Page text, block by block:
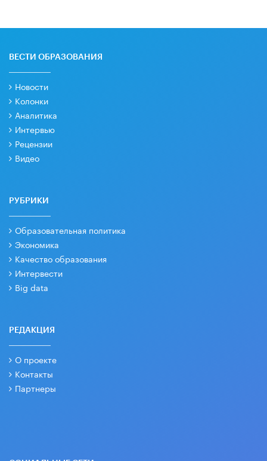
ВЕСТИ ОБРАЗОВАНИЯ
Новости
Колонки
Аналитика
Интервью
Рецензии
Видео
РУБРИКИ
Образовательная политика
Экономика
Качество образования
Интервести
Big data
РЕДАКЦИЯ
О проекте
Контакты
Партнеры